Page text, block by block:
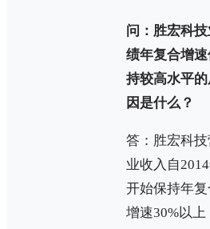
问：胜宏科
绩年复合增
持较高水平
因是什么？
答：胜宏科
业收入自
开始保持年复
增速30%以上